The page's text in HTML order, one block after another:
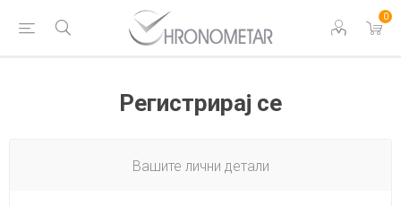
0
Регистрирај се
Вашите лични детали